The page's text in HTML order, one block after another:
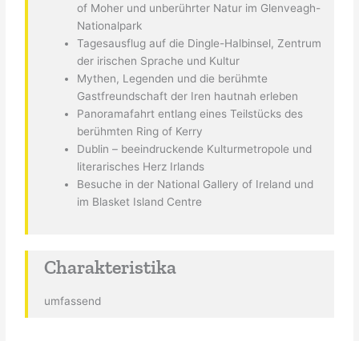
of Moher und unberührter Natur im Glenveagh-
Nationalpark
Tagesausflug auf die Dingle-Halbinsel, Zentrum
der irischen Sprache und Kultur
Mythen, Legenden und die berühmte
Gastfreundschaft der Iren hautnah erleben
Panoramafahrt entlang eines Teilstücks des
berühmten Ring of Kerry
Dublin – beeindruckende Kulturmetropole und
literarisches Herz Irlands
Besuche in der National Gallery of Ireland und
im Blasket Island Centre
Charakteristika
umfassend